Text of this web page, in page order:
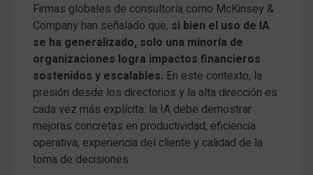
Firmas globales de consultoría como McKinsey &
Company han señalado que, si bien el uso de IA
se ha generalizado, solo una minoría de
organizaciones logra impactos financieros
sostenidos y escalables. En este contexto, la
presión desde los directorios y la alta dirección es
cada vez más explícita: la IA debe demostrar
mejoras concretas en productividad, eficiencia
operativa, experiencia del cliente y calidad de la
toma de decisiones.